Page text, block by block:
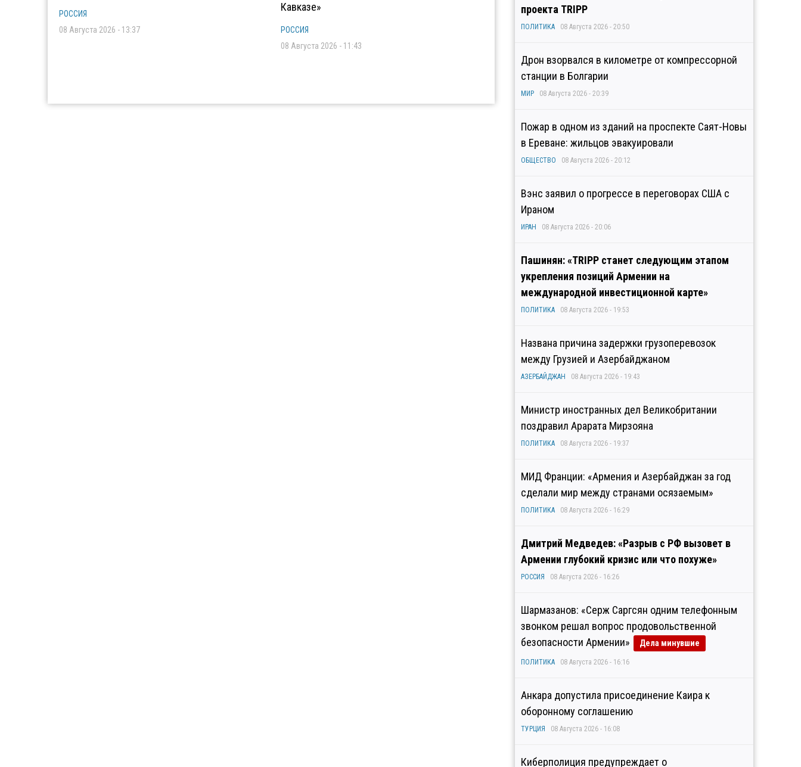
РОССИЯ
08 Августа 2026 - 13:37
Кавказе»
РОССИЯ
08 Августа 2026 - 11:43
проекта TRIPP
ПОЛИТИКА 08 Августа 2026 - 20:50
Дрон взорвался в километре от компрессорной
станции в Болгарии
МИР 08 Августа 2026 - 20:39
Пожар в одном из зданий на проспекте Саят-Новы
в Ереване: жильцов эвакуировали
ОБЩЕСТВО 08 Августа 2026 - 20:12
Вэнс заявил о прогрессе в переговорах США с
Ираном
ИРАН 08 Августа 2026 - 20:06
Пашинян: «TRIPP станет следующим этапом
укрепления позиций Армении на
международной инвестиционной карте»
ПОЛИТИКА 08 Августа 2026 - 19:53
Названа причина задержки грузоперевозок
между Грузией и Азербайджаном
АЗЕРБАЙДЖАН 08 Августа 2026 - 19:43
Министр иностранных дел Великобритании
поздравил Арарата Мирзояна
ПОЛИТИКА 08 Августа 2026 - 19:37
МИД Франции: «Армения и Азербайджан за год
сделали мир между странами осязаемым»
ПОЛИТИКА 08 Августа 2026 - 16:29
Дмитрий Медведев: «Разрыв с РФ вызовет в
Армении глубокий кризис или что похуже»
РОССИЯ 08 Августа 2026 - 16:26
Шармазанов: «Серж Саргсян одним телефонным
звонком решал вопрос продовольственной
безопасности Армении»
Дела минувшие
ПОЛИТИКА 08 Августа 2026 - 16:16
Анкара допустила присоединение Каира к
оборонному соглашению
ТУРЦИЯ 08 Августа 2026 - 16:08
Киберполиция предупреждает о